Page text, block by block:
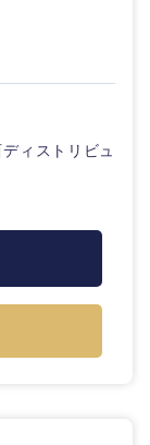
ィストリビュ